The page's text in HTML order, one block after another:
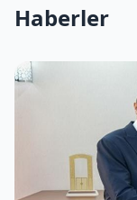
Haberler